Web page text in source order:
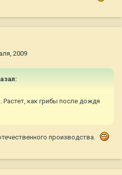
2009
как грибы после дождя
производства.